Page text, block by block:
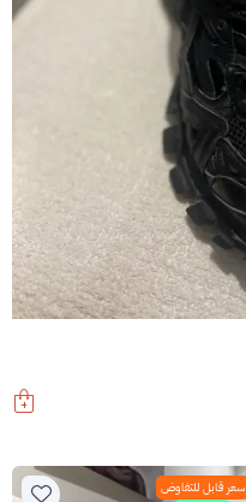
سعر قابل للتفاوض